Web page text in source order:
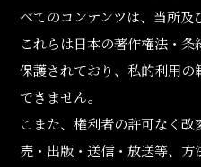
べてのコンテンツは、当所及
これらは日本の著作権法・
保護されており、私的利用
できません。
こまた、権利者の許可なく
売・出版・送信・放送等、